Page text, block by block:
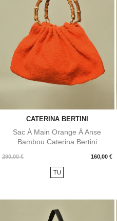
CATERINA BERTINI
Sac À Main Orange À Anse
Bambou Caterina Bertini
290,00 € 160,00 €
Prix
TU